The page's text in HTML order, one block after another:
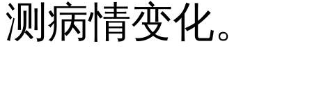
测病情变化。